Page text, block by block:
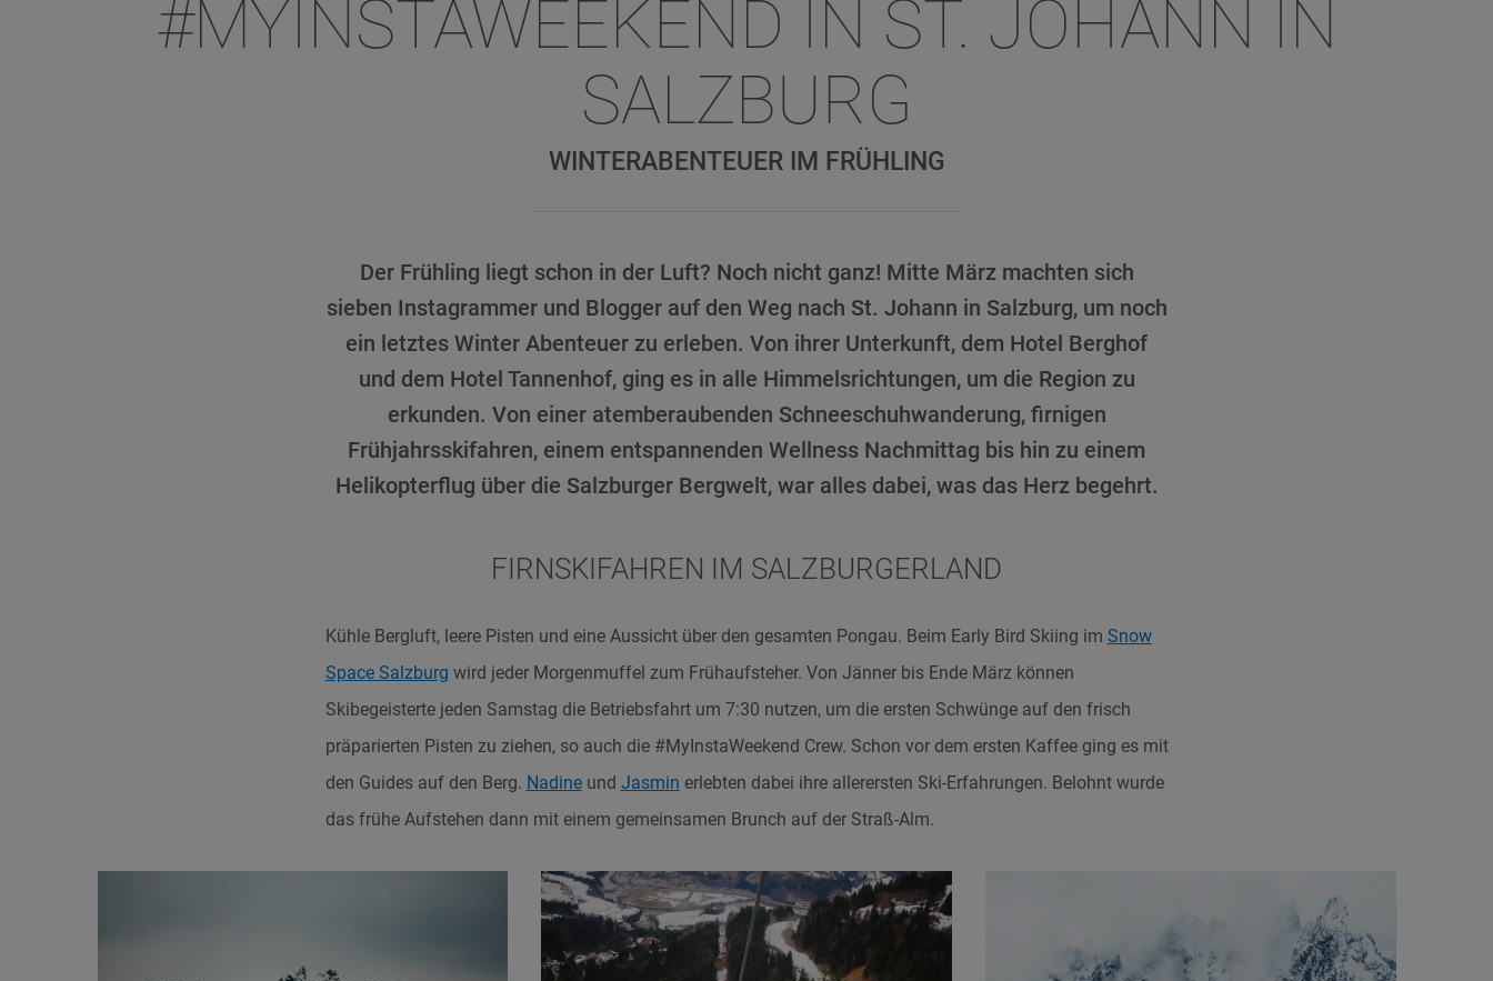
#MYINSTAWEEKEND IN ST. JOHANN IN
SALZBURG
WINTERABENTEUER IM FRÜHLING
Der Frühling liegt schon in der Luft? Noch nicht ganz! Mitte März machten sich
sieben Instagrammer und Blogger auf den Weg nach St. Johann in Salzburg, um noch
ein letztes Winter Abenteuer zu erleben. Von ihrer Unterkunft, dem Hotel Berghof
und dem Hotel Tannenhof, ging es in alle Himmelsrichtungen, um die Region zu
erkunden. Von einer atemberaubenden Schneeschuhwanderung, firnigen
Frühjahrsskifahren, einem entspannenden Wellness Nachmittag bis hin zu einem
Helikopterflug über die Salzburger Bergwelt, war alles dabei, was das Herz begehrt.
FIRNSKIFAHREN IM SALZBURGERLAND
Kühle Bergluft, leere Pisten und eine Aussicht über den gesamten Pongau. Beim Early Bird Skiing im Snow
Space Salzburg wird jeder Morgenmuffel zum Frühaufsteher. Von Jänner bis Ende März können
Skibegeisterte jeden Samstag die Betriebsfahrt um 7:30 nutzen, um die ersten Schwünge auf den frisch
präparierten Pisten zu ziehen, so auch die #MyInstaWeekend Crew. Schon vor dem ersten Kaffee ging es mit
den Guides auf den Berg. Nadineund Jasmin erlebten dabei ihre allerersten Ski-Erfahrungen. Belohnt wurde
das frühe Aufstehen dann mit einem gemeinsamen Brunch auf der Straß-Alm.